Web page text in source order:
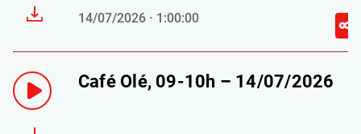
14/07/2026 · 1:00:00
Café Olé, 09-10h – 14/07/2026